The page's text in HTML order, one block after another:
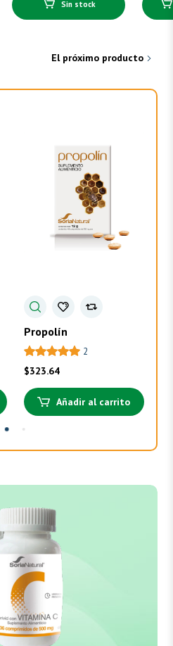
Sin stock
El próximo producto
Propolín
2
$323.64
Añadir al carrito